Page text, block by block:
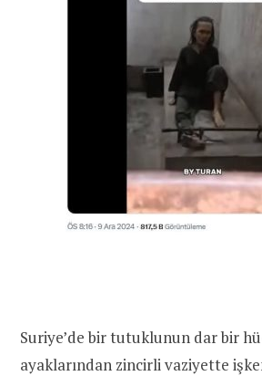
Suriye’de bir tutuklunun dar bir
ayaklarından zincirli vaziyette